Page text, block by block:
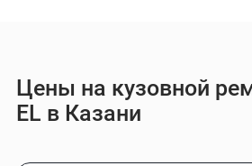
Цены на кузовной
EL в Казани